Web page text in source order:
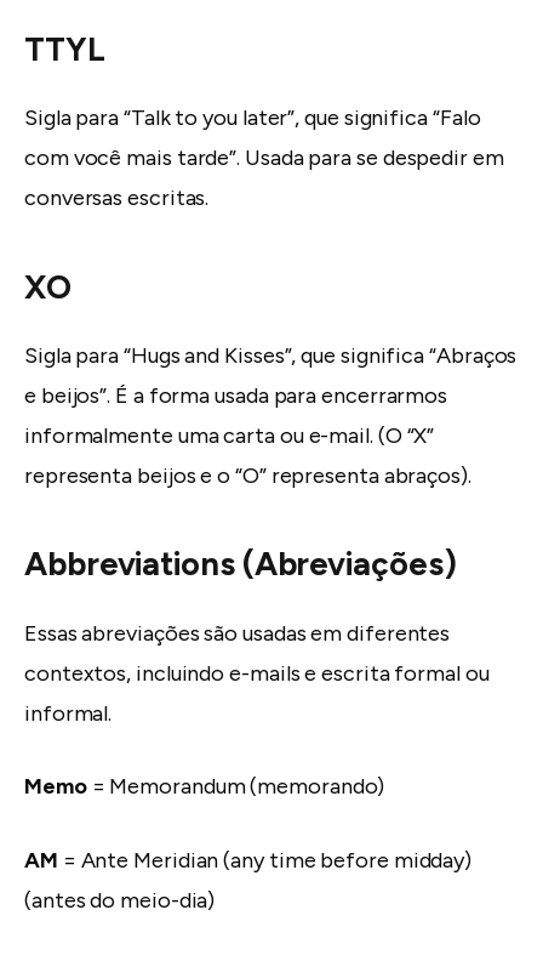
TTYL
Sigla para “Talk to you later”, que significa “Falo
com você mais tarde”. Usada para se despedir em
conversas escritas.
XO
Sigla para “Hugs and Kisses”, que significa “Abraços
e beijos”. É a forma usada para encerrarmos
informalmente uma carta ou e-mail. (O “X”
representa beijos e o “O” representa abraços).
Abbreviations (Abreviações)
Essas abreviações são usadas em diferentes
contextos, incluindo e-mails e escrita formal ou
informal.
Memo = Memorandum (memorando)
AM = Ante Meridian (any time before midday)
(antes do meio-dia)